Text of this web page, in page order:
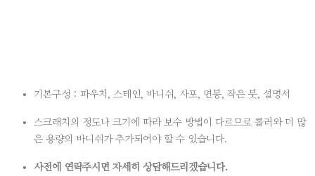
기본구성 : 파우치, 스테인, 바니쉬, 사포, 면봉, 작은 붓, 설명서
스크래치의 정도나 크기에 따라 보수 방법이 다르므로 롤러와 더 많
은 용량의 바니쉬가 추가되어야 할 수 있습니다.
사전에 연락주시면 자세히 상담해드리겠습니다.